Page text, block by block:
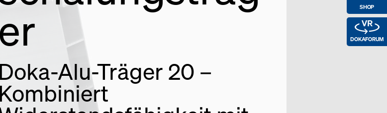
SHOP
DOKAFORUM
er
Doka-Alu-Träger 20 –
Kombiniert